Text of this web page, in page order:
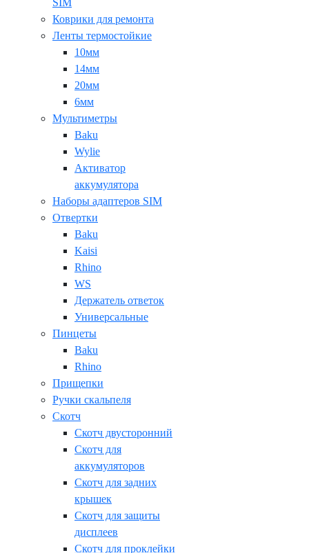
SIM
Коврики для ремонта
Ленты термостойкие
10мм
14мм
20мм
6мм
Мультиметры
Baku
Wylie
Активатор
аккумулятора
Наборы адаптеров SIM
Отвертки
Baku
Kaisi
Rhino
WS
Держатель ответок
Универсальные
Пинцеты
Baku
Rhino
Прищепки
Ручки скальпеля
Скотч
Скотч двусторонний
Скотч для
аккумуляторов
Скотч для задних
крышек
Скотч для защиты
дисплеев
Скотч для проклейки